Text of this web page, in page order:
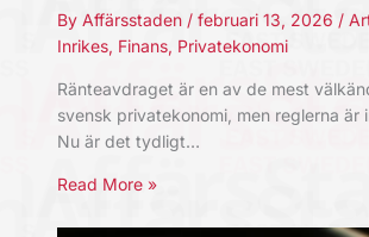
By Affärsstaden / februari 13, 2026 /
Inrikes, Finans, Privatekonomi
Ränteavdraget är en av de mest
svensk privatekonomi, men reglerna är
Nu är det tydligt…
Read More »